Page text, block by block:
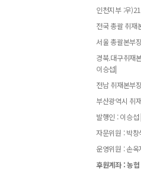
인천지부 :우
전국 총괄 취재
서울 총괄본부
경북.대구취재
이승섭|
전남 취재본부
부산광역시 취
발행인 : 이승
자문위원 : 박
운영위원 : 손
후원계좌 : 농